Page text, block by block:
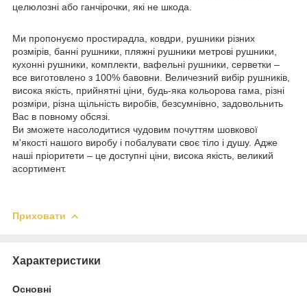
целюлозні або ганчірочки, які не шкода.
Ми пропонуємо простирадла, ковдри, рушники різних
розмірів, банні рушники, пляжні рушники метрові рушники,
кухонні рушники, комплекти, вафельні рушники, серветки –
все виготовлено з 100% бавовни. Величезний вибір рушників,
висока якість, прийнятні ціни, будь-яка кольорова гама, різні
розміри, різна щільність виробів, безсумнівно, задовольнить
Вас в повному обсязі.
Ви зможете насолодитися чудовим почуттям шовкової
м'якості нашого виробу і побалувати своє тіло і душу. Адже
наші пріоритети – це доступні ціни, висока якість, великий
асортимент.
Приховати
Характеристики
Основні